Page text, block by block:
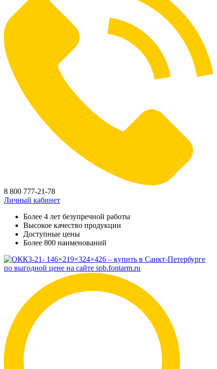
8 800 777-21-78
Личный кабинет
Более 4 лет безупречной работы
Высокое качество продукции
Доступные цены
Более 800 наименований